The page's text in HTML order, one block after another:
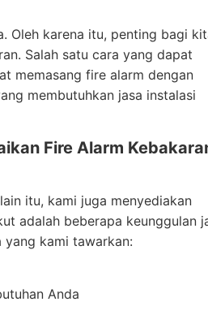
Oleh karena itu, penting bagi
Salah satu cara yang dapat
memasang fire alarm dengan
membutuhkan jasa instalasi
Fire Alarm
itu, kami juga menyediakan
adalah beberapa keunggulan
yang kami tawarkan:
Anda